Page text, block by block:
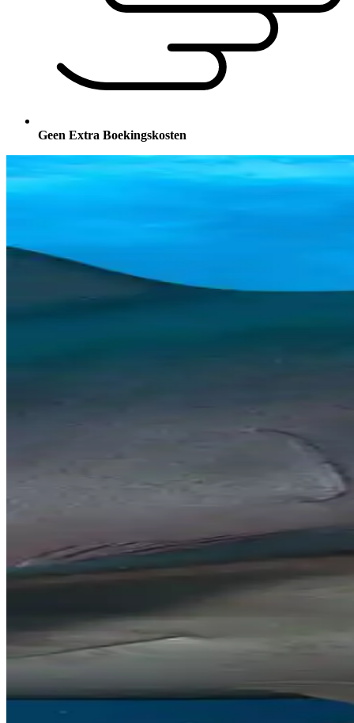
Geen Extra Boekingskosten